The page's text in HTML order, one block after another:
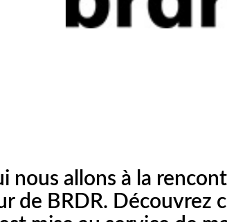
nous allons à la
de BRDR. Découvrez